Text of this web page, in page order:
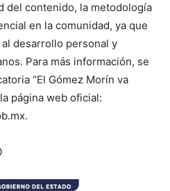
del contenido, la metodología
en la comunidad, ya que
desarrollo personal y
Para más información, se
“El Gómez Morín va
página web oficial: